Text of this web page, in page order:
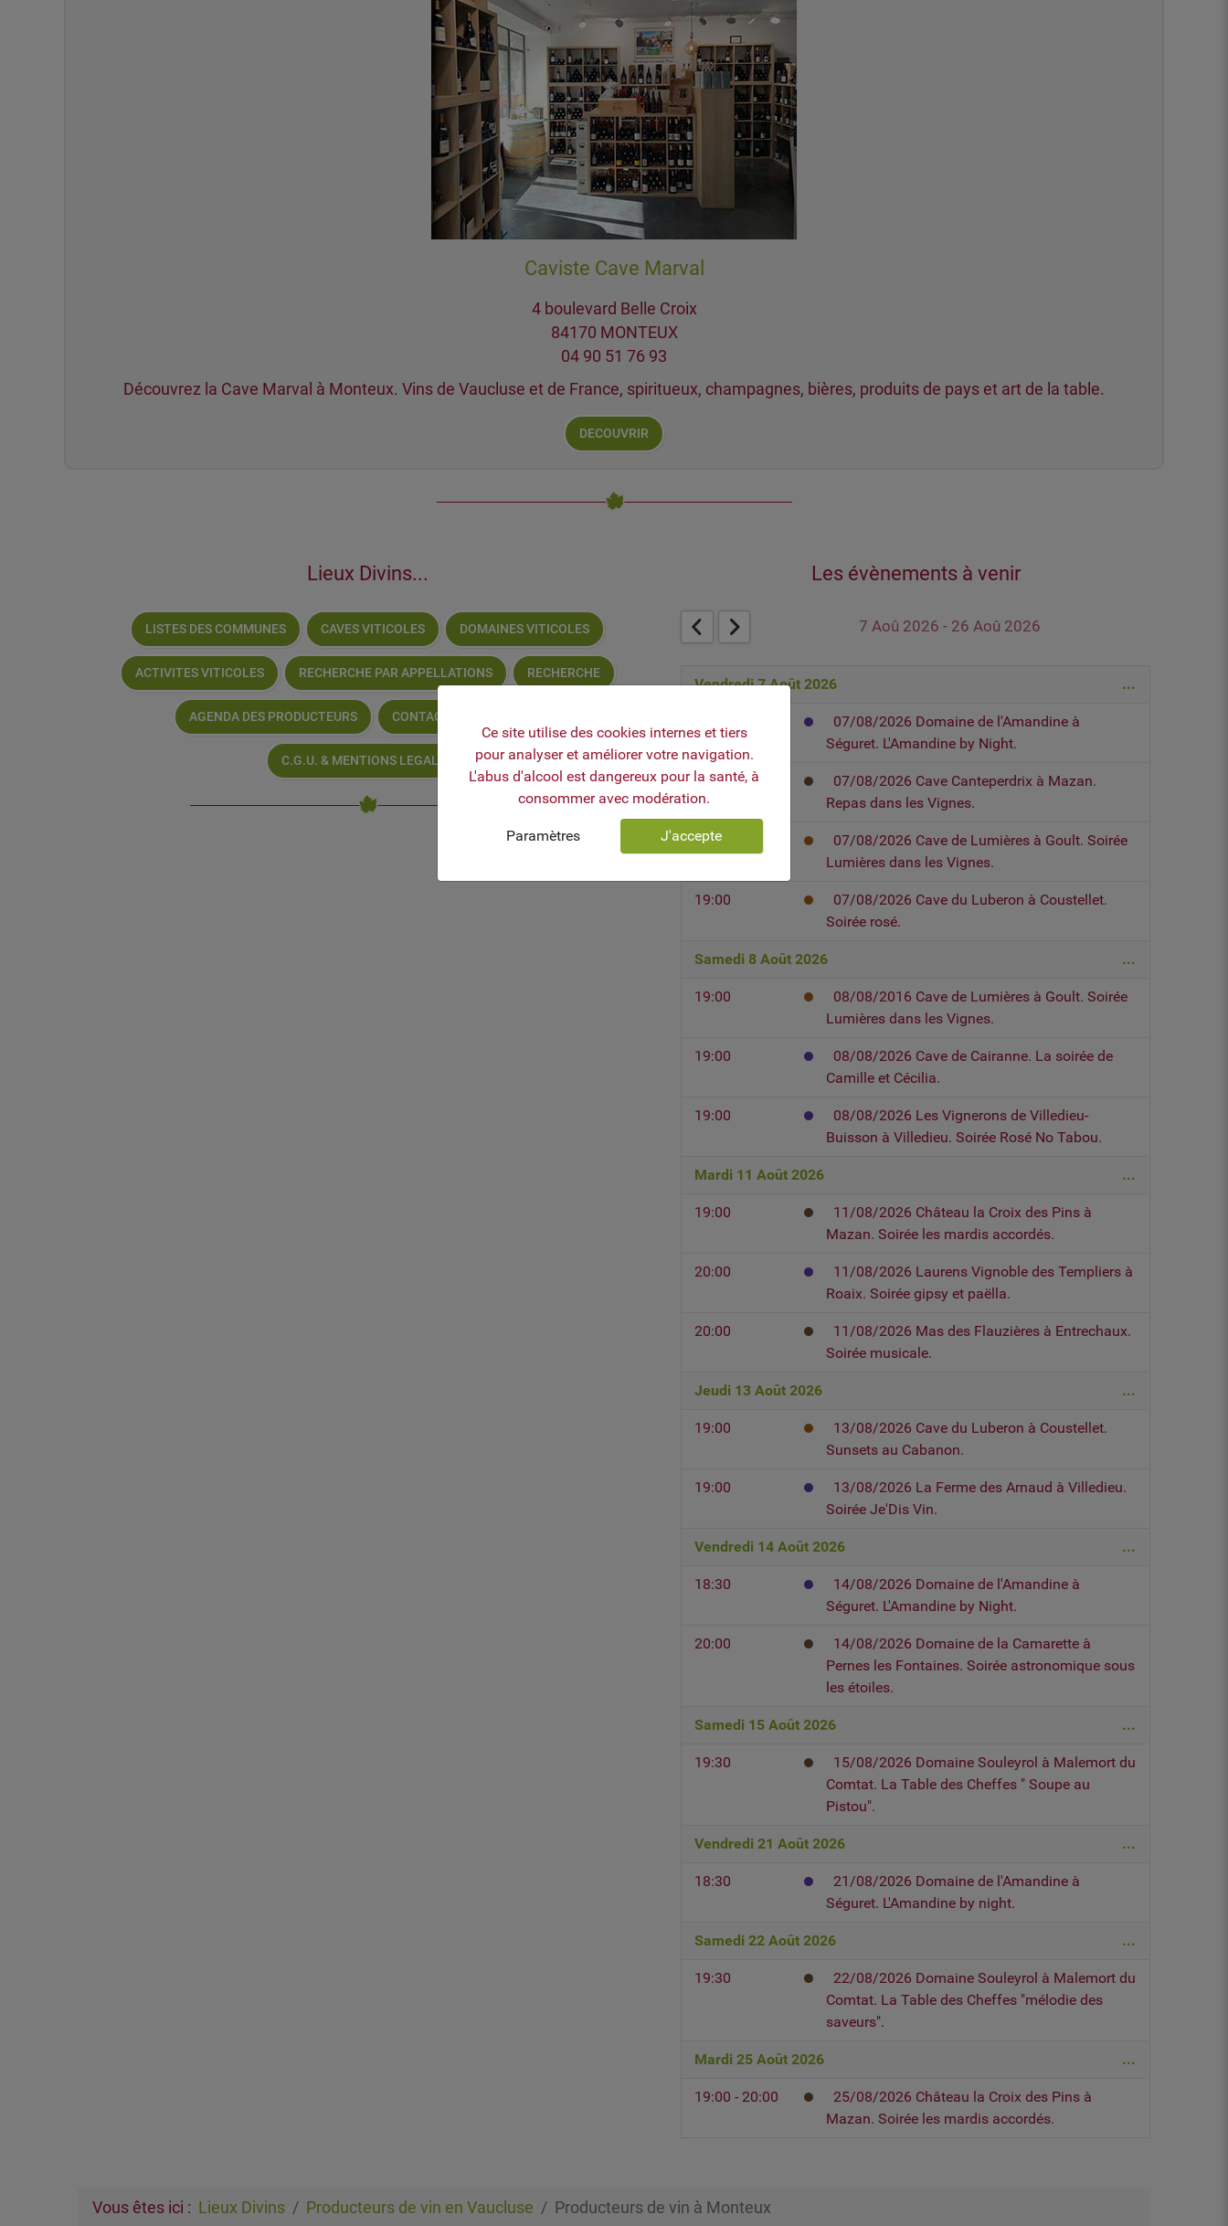
Caviste Cave Marval
4 boulevard Belle Croix
84170 MONTEUX
04 90 51 76 93
Découvrez la Cave Marval à Monteux. Vins de Vaucluse et de France, spiritueux, champagnes, bières, produits de pays et art de la table.
DECOUVRIR
Lieux Divins...
LISTES DES COMMUNES CAVES VITICOLES DOMAINES VITICOLES
ACTIVITES VITICOLES RECHERCHE PAR APPELLATIONS RECHERCHE
AGENDA DES PRODUCTEURS CONTACTER LIEUX DIVINS
C.G.U. & MENTIONS LEGALES
Les évènements à venir
7 Aoû 2026 - 26 Aoû 2026
Vendredi 7 Août 2026 ...
07/08/2026 Domaine de l'Amandine à
Séguret. L'Amandine by Night.
19:00
07/08/2026 Cave Canteperdrix à Mazan.
Repas dans les Vignes.
19:00
07/08/2026 Cave de Lumières à Goult. Soirée
Lumières dans les Vignes.
19:00
07/08/2026 Cave du Luberon à Coustellet.
Soirée rosé.
Samedi 8 Août 2026 ...
19:00
08/08/2016 Cave de Lumières à Goult. Soirée
Lumières dans les Vignes.
19:00
08/08/2026 Cave de Cairanne. La soirée de
Camille et Cécilia.
19:00
08/08/2026 Les Vignerons de Villedieu-
Buisson à Villedieu. Soirée Rosé No Tabou.
Mardi 11 Août 2026 ...
19:00
11/08/2026 Château la Croix des Pins à
Mazan. Soirée les mardis accordés.
20:00
11/08/2026 Laurens Vignoble des Templiers à
Roaix. Soirée gipsy et paëlla.
20:00
11/08/2026 Mas des Flauzières à Entrechaux.
Soirée musicale.
Jeudi 13 Août 2026 ...
19:00
13/08/2026 Cave du Luberon à Coustellet.
Sunsets au Cabanon.
19:00
13/08/2026 La Ferme des Arnaud à Villedieu.
Soirée Je'Dis Vin.
Vendredi 14 Août 2026 ...
18:30
14/08/2026 Domaine de l'Amandine à
Séguret. L'Amandine by Night.
20:00
14/08/2026 Domaine de la Camarette à
Pernes les Fontaines. Soirée astronomique sous
les étoiles.
Samedi 15 Août 2026 ...
19:30
15/08/2026 Domaine Souleyrol à Malemort du
Comtat. La Table des Cheffes " Soupe au
Pistou".
Vendredi 21 Août 2026 ...
18:30
21/08/2026 Domaine de l'Amandine à
Séguret. L'Amandine by night.
Samedi 22 Août 2026 ...
19:30
22/08/2026 Domaine Souleyrol à Malemort du
Comtat. La Table des Cheffes "mélodie des
saveurs".
Mardi 25 Août 2026 ...
19:00 - 20:00
25/08/2026 Château la Croix des Pins à
Mazan. Soirée les mardis accordés.
Vous êtes ici : Lieux Divins Producteurs de vin en Vaucluse Producteurs de vin à Monteux
MOD_JBCOOKIES_LANG_HEADER_DEFAULT
Ce site utilise des cookies internes et tiers
pour analyser et améliorer votre navigation.
L'abus d'alcool est dangereux pour la santé, à
consommer avec modération.
Paramètres J'accepte